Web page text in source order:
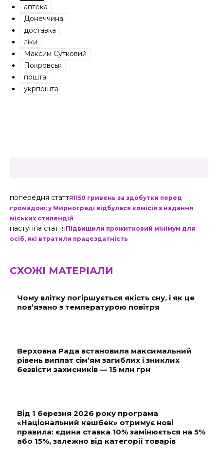
аптека
Донеччина
доставка
ліки
Максим Сутковий
Покровськ
пошта
укрпошта
попередня стаття1150 гривень за здобутки перед
громадою: у Мирнограді відбулася комісія з надання
міських стипендій
наступна статтяПідвищили прожитковий мінімум для
осіб, які втратили працездатність
СХОЖІ МАТЕРІАЛИ
Чому влітку погіршується якість сну, і як це
пов’язано з температурою повітря
Верховна Рада встановила максимальний
рівень виплат сім’ям загиблих і зниклих
безвісти захисників — 15 млн грн
Від 1 березня 2026 року програма
«Національний кешбек» отримує нові
правила: єдина ставка 10% замінюється на 5%
або 15%, залежно від категорії товарів